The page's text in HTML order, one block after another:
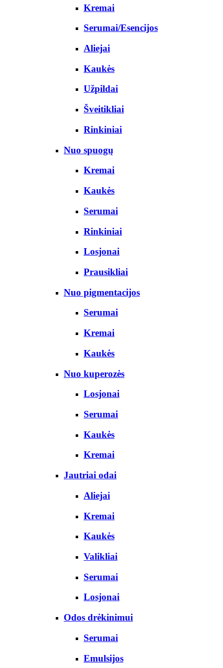
Kremai
Serumai/Esencijos
Aliejai
Kaukės
Užpildai
Šveitikliai
Rinkiniai
Nuo spuogų
Kremai
Kaukės
Serumai
Rinkiniai
Losjonai
Prausikliai
Nuo pigmentacijos
Serumai
Kremai
Kaukės
Nuo kuperozės
Losjonai
Serumai
Kaukės
Kremai
Jautriai odai
Aliejai
Kremai
Kaukės
Valikliai
Serumai
Losjonai
Odos drėkinimui
Serumai
Emulsijos